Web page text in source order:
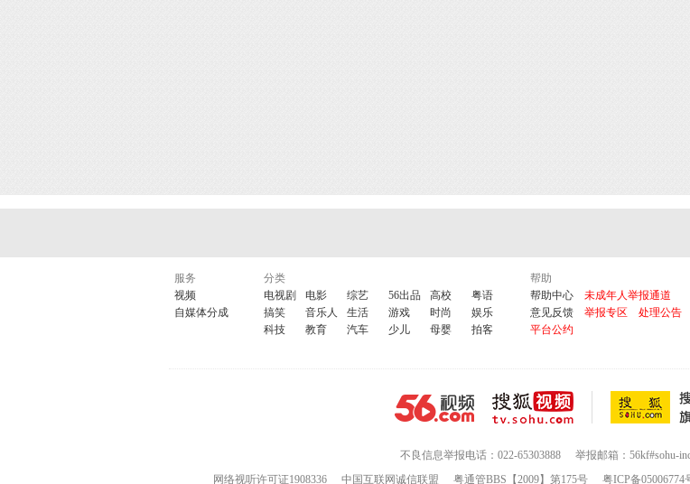
服务
视频
自媒体分成
分类
电视剧
电影 综艺 56出品 高校
粤语
搞笑
音乐人 生活 游戏 时尚
娱乐
科技
教育 汽车 少儿 母婴 拍客
帮助
帮助中心
未成年人举报通道
意见反馈
举报专区
处理公告
平台公约
不良信息举报电话：022-65303888
举报邮箱：56kf#sohu-
网络视听许可证1908336
中国互联网诚信联盟 粤通管BBS【2009】第175号 粤ICP备05006774